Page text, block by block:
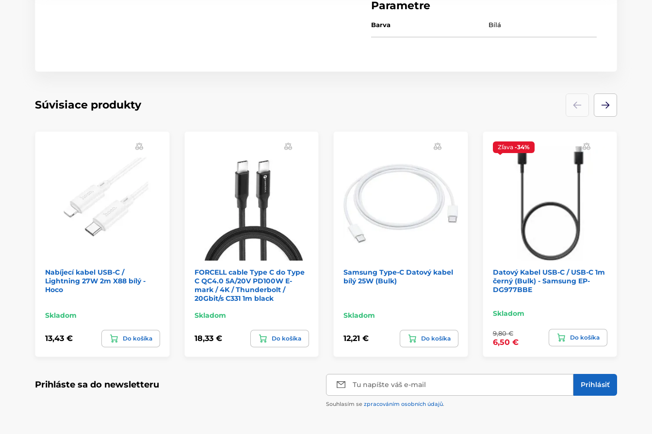
Parametre
Barva Bílá
Súvisiace produkty
Nabíjecí kabel USB-C /
Lightning 27W 2m X88 bílý -
Hoco
Skladom
13,43 € Do košíka
FORCELL cable Type C do Type
C QC4.0 5A/20V PD100W E-
mark / 4K / Thunderbolt /
20Gbit/s C331 1m black
Skladom
18,33 € Do košíka
Samsung Type-C Datový kabel
bílý 25W (Bulk)
Skladom
12,21 € Do košíka
Zľava -34%
Datový Kabel USB-C / USB-C 1m
černý (Bulk) - Samsung EP-
DG977BBE
Skladom
9,80 €
6,50 €
Do košíka
Prihláste sa do newsletteru Tu napíšte váš e-mail Prihlásiť
Souhlasím se zpracováním osobních údajů.